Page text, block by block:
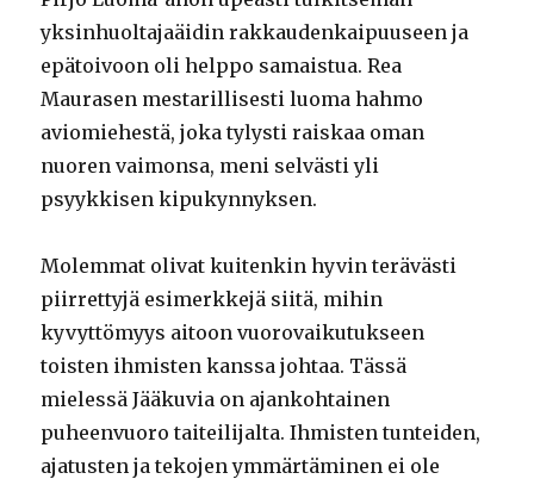
yksinhuoltajaäidin rakkaudenkaipuuseen ja
epätoivoon oli helppo samaistua. Rea
Maurasen mestarillisesti luoma hahmo
aviomiehestä, joka tylysti raiskaa oman
nuoren vaimonsa, meni selvästi yli
psyykkisen kipukynnyksen.
Molemmat olivat kuitenkin hyvin terävästi
piirrettyjä esimerkkejä siitä, mihin
kyvyttömyys aitoon vuorovaikutukseen
toisten ihmisten kanssa johtaa. Tässä
mielessä Jääkuvia on ajankohtainen
puheenvuoro taiteilijalta. Ihmisten tunteiden,
ajatusten ja tekojen ymmärtäminen ei ole